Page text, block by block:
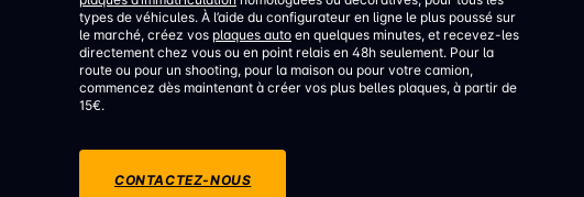
types de véhicules. À l’aide du configurateur en ligne le plus poussé sur
le marché, créez vos plaques auto en quelques minutes, et recevez-les
directement chez vous ou en point relais en 48h seulement. Pour la
route ou pour un shooting, pour la maison ou pour votre camion,
commencez dès maintenant à créer vos plus belles plaques, à partir de
15€.
CONTACTEZ-NOUS